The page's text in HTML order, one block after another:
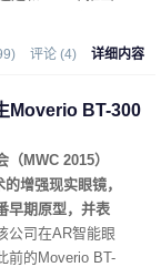
评论 (4) 详细内容
Moverio BT-300
MWC 2015）
增强现实眼镜，
早期原型，并表
公司在AR智能眼
前的Moverio BT-